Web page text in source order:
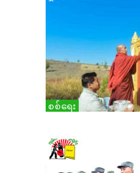
စစ်ရေး